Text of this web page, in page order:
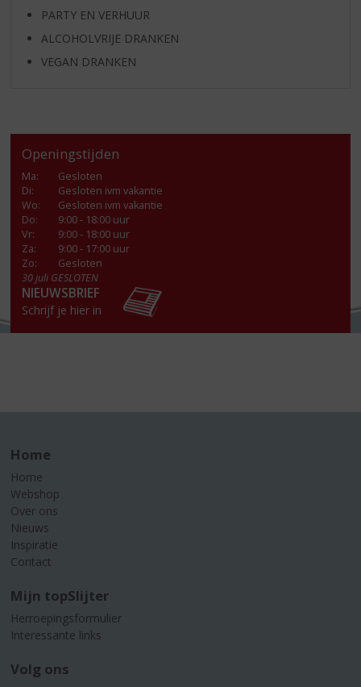
PARTY EN VERHUUR
ALCOHOLVRIJE DRANKEN
VEGAN DRANKEN
Openingstijden
Ma:
Gesloten
Di:
Gesloten ivm vakantie
Wo:
Gesloten ivm vakantie
Do:
9:00 - 18:00 uur
Vr:
9:00 - 18:00 uur
Za:
9:00 - 17:00 uur
Zo:
Gesloten
30 juli GESLOTEN
NIEUWSBRIEF
Schrijf je hier in
Home
Home
Webshop
Over ons
Nieuws
Inspiratie
Contact
Mijn topSlijter
Herroepingsformulier
Interessante links
Volg ons